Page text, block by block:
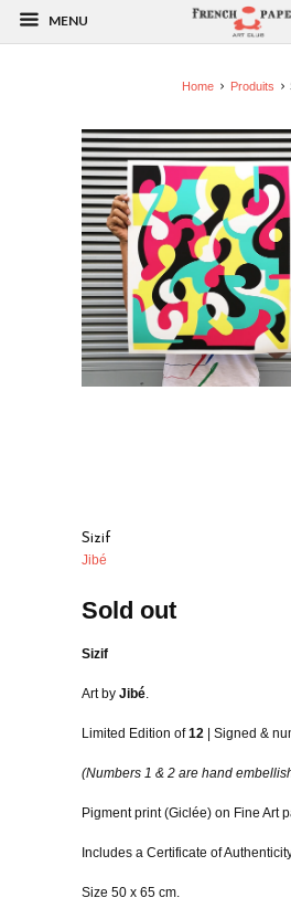
MENU
Home Produits
Sizif
Jibé
Sold out
Sizif
Art by Jibé.
Limited Edition of12 | Signed &
(Numbers 1 & 2 are hand
Pigment print (Giclée) on Fine Art
Includes a Certificate of
Size 50 x 65 cm.